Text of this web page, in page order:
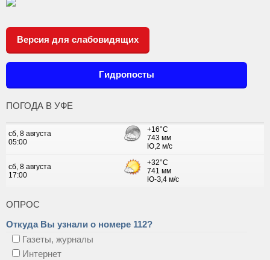
Версия для слабовидящих
Гидропосты
ПОГОДА В УФЕ
ОПРОС
Откуда Вы узнали о номере 112?
Газеты, журналы
Интернет